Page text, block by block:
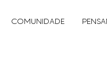
COMUNIDADE